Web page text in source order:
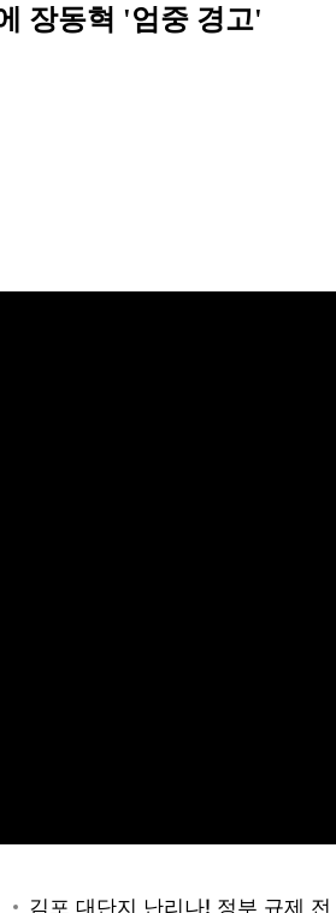
장동혁 '엄중 경고'